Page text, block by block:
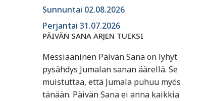
Sunnuntai 02.08.2026
Perjantai 31.07.2026
PÄIVÄN SANA ARJEN TUEKSI
Messiaaninen Päivän Sana on lyhyt
pysähdys Jumalan sanan äärellä. Se
muistuttaa, että Jumala puhuu myös
tänään. Päivän Sana ei anna kaikkia